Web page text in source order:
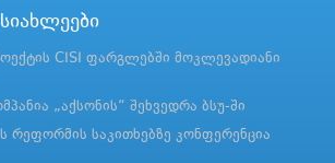
CISI ფარგლებში მოკლევადიანი
„აქსონის“ შეხვედრა ბსუ-ში
რეფორმის საკითხებზე კონფერენცია